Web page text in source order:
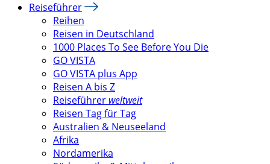
Reiseführer
Reihen
Reisen in Deutschland
1000 Places To See Before You Die
GO VISTA
GO VISTA plus App
Reisen A bis Z
Reiseführer weltweit
Reisen Tag für Tag
Australien & Neuseeland
Afrika
Nordamerika